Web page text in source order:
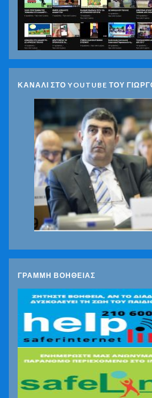
ΚΑΝΑΛΙ ΣΤΟ YOUTUBE ΤΟΥ
ΓΡΑΜΜΗ ΒΟΗΘΕΙΑΣ